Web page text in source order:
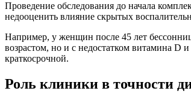
Проведение обследования до начала
недооценить влияние скрытых
Например, у женщин после 45 лет
возрастом, но и с недостатком витамина
краткосрочной.
Роль клиники в точности